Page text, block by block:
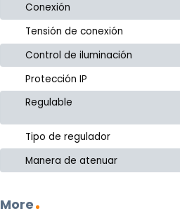
Conexión
Tensión de conexión
Control de iluminación
Protección IP
Regulable
Tipo de regulador
Manera de atenuar
More